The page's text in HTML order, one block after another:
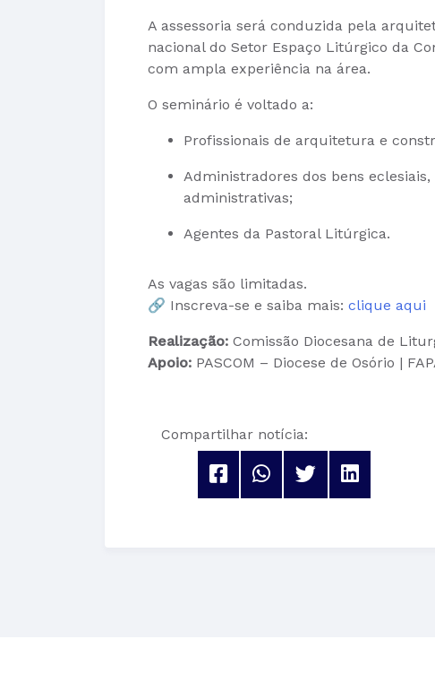
A assessoria será conduzida pela
nacional do Setor Espaço Litúrgico da
com ampla experiência na área.
O seminário é voltado a:
Profissionais de arquitetura e
Administradores dos bens
administrativas;
Agentes da Pastoral Litúrgica.
As vagas são limitadas.
🔗 Inscreva-se e saiba mais: clique aqui
Realização: Comissão Diocesana de
Apoio: PASCOM – Diocese de Osório |
Compartilhar notícia: